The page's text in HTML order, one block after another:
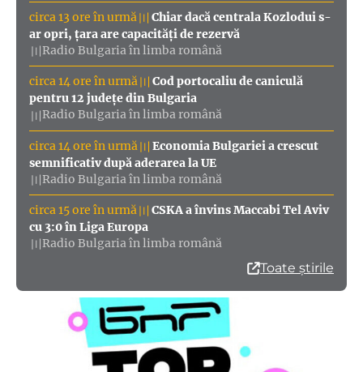
circa 13 ore în urmă〣 Chiar dacă centrala Kozlodui s-
ar opri, țara are capacități de rezervă
〣 Radio Bulgaria în limba română
circa 14 ore în urmă〣 Cod portocaliu de caniculă
pentru 12 județe din Bulgaria
〣Radio Bulgaria în limba română
circa 14 ore în urmă 〣 Economia Bulgariei a crescut
semnificativ după aderarea la UE
〣Radio Bulgaria în limba română
circa 15 ore în urmă〣 CSKA a învins Maccabi Tel Aviv
cu 3:0 în Liga Europa
〣Radio Bulgaria în limba română
Toate știrile